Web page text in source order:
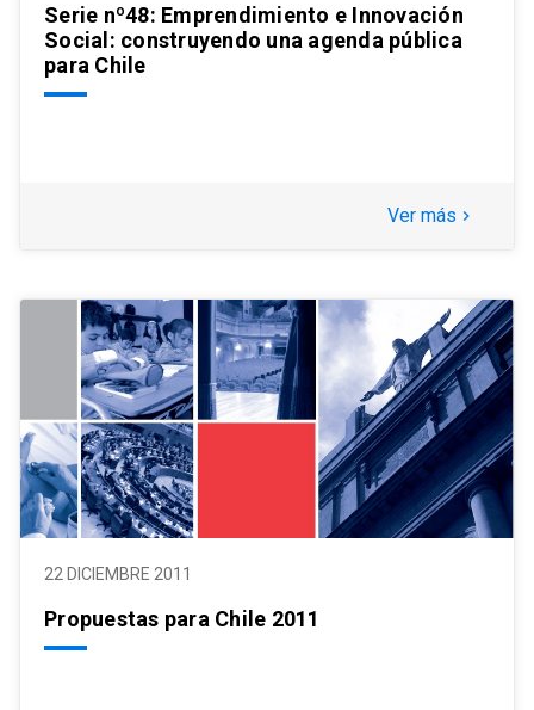
Serie nº48: Emprendimiento e Innovación
Social: construyendo una agenda pública
para Chile
Ver más keyboard_arrow_right
22 DICIEMBRE 2011
Propuestas para Chile 2011